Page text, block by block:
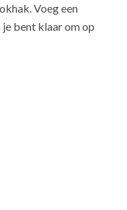
Voeg een
bent klaar om op